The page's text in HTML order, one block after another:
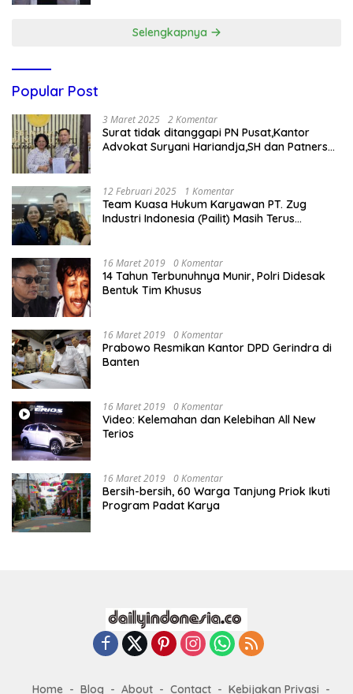
Selengkapnya
Popular Post
3 Maret 2025 2 Komentar
Surat tidak ditanggapi PN Pusat,Kantor
Advokat Suryani Hariandja,SH dan Patners
12 Februari 2025 1 Komentar
Team Kuasa Hukum Karyawan PT. Zug
Industri Indonesia (Pailit) Masih Terus
16 Maret 2019 0 Komentar
14 Tahun Terbunuhnya Munir, Polri Didesak
Bentuk Tim Khusus
16 Maret 2019 0 Komentar
Prabowo Resmikan Kantor DPD Gerindra di
Banten
16 Maret 2019 0 Komentar
Video: Kelemahan dan Kelebihan All New
Terios
16 Maret 2019 0 Komentar
Bersih-bersih, 60 Warga Tanjung Priok Ikuti
Program Padat Karya
Home Blog About Contact Kebijakan Privasi